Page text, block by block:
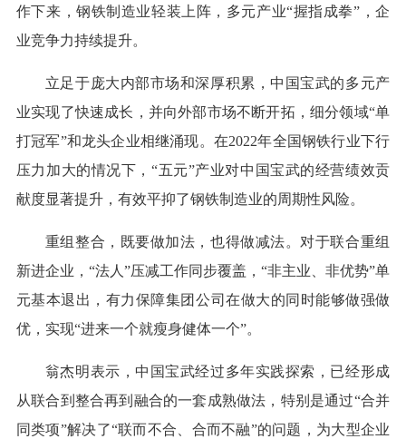
作下来，钢铁制造业轻装上阵，多元产业“握指成拳”，企
业竞争力持续提升。
立足于庞大内部市场和深厚积累，中国宝武的多元产
业实现了快速成长，并向外部市场不断开拓，细分领域“单
打冠军”和龙头企业相继涌现。在2022年全国钢铁行业下行
压力加大的情况下，“五元”产业对中国宝武的经营绩效贡
献度显著提升，有效平抑了钢铁制造业的周期性风险。
重组整合，既要做加法，也得做减法。对于联合重组
新进企业，“法人”压减工作同步覆盖，“非主业、非优势”单
元基本退出，有力保障集团公司在做大的同时能够做强做
优，实现“进来一个就瘦身健体一个”。
翁杰明表示，中国宝武经过多年实践探索，已经形成
从联合到整合再到融合的一套成熟做法，特别是通过“合并
同类项”解决了“联而不合、合而不融”的问题，为大型企业